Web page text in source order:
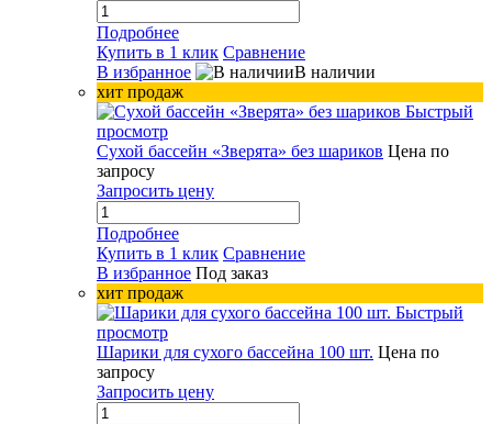
Подробнее
Купить в 1 клик Сравнение
В избранное
В наличии
хит продаж
Быстрый
просмотр
Сухой бассейн «Зверята» без шариков Цена по
запросу
Запросить цену
Подробнее
Купить в 1 клик Сравнение
В избранное Под заказ
хит продаж
Быстрый
просмотр
Шарики для сухого бассейна 100 шт. Цена по
запросу
Запросить цену